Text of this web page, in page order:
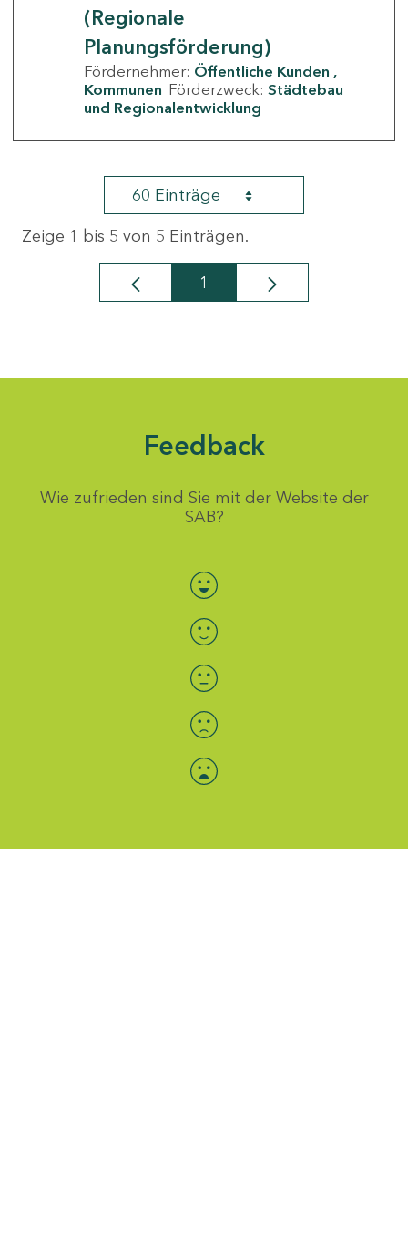
(Regionale
Planungsförderung)
Fördernehmer: Öffentliche Kunden
Kommunen Förderzweck: Städtebau
und Regionalentwicklung
60 Einträge
Zeige 1 bis 5 von 5 Einträgen.
Seite
1
Feedback
Wie zufrieden sind Sie mit der Website der
SAB?
Bewertung auswählen